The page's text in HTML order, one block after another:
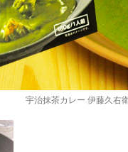
宇治抹茶カレー 伊藤久右